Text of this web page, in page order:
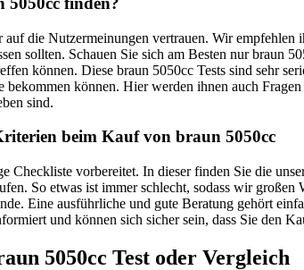
die Nutzermeinungen vertrauen. Wir empfehlen
sollten. Schauen Sie sich am Besten nur braun
können. Diese braun 5050cc Tests sind sehr
können. Hier werden ihnen auch
sind.
beim Kauf von braun 5050cc
Checkliste vorbereitet. In dieser finden Sie die
So etwas ist immer schlecht, sodass wir
Eine ausführliche und gute Beratung gehört
und können sich sicher sein, dass Sie den
5050cc Test oder Vergleich